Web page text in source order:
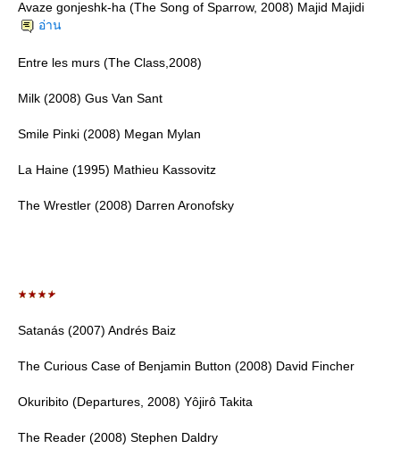
Avaze gonjeshk-ha (The Song of Sparrow, 2008) Majid Majidi
อ่าน
Entre les murs (The Class,2008)
Milk (2008) Gus Van Sant
Smile Pinki (2008) Megan Mylan
La Haine (1995) Mathieu Kassovitz
The Wrestler (2008) Darren Aronofsky
Satanás (2007) Andrés Baiz
The Curious Case of Benjamin Button (2008) David Fincher
Okuribito (Departures, 2008) Yôjirô Takita
The Reader (2008) Stephen Daldry